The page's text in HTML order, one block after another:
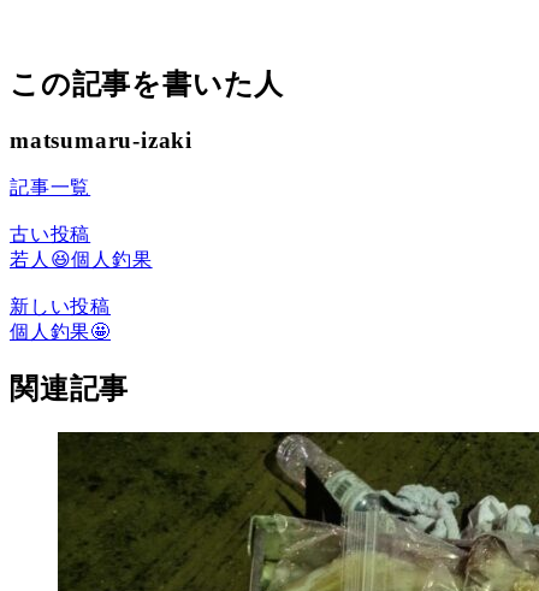
ー
この記事を書いた人
matsumaru-izaki
記事一覧
古い投稿
若人😆個人釣果
新しい投稿
個人釣果🤩
関連記事